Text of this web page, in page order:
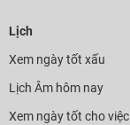
Lịch
Xem ngày tốt xấu
Lịch Âm hôm nay
Xem ngày tốt cho việc